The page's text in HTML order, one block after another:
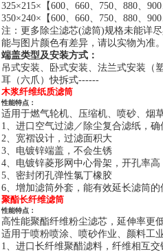
325×215× 【600、 660、 750、 880、 900
350×240× 【600、 660、 750、 880、 900
注： 更多除尘滤芯(滤筒)规格未能详
能与图片颜色有差异， 请以实物为准
端盖类型及安装方式：
吊式安装、卧式安装、法兰式安装（
耳（六爪）快拆式------
木浆纤维纸质滤筒
性能特点：
适用于燃气轮机、压缩机、喷砂、烟
1、进口空气过滤／除尘复合滤纸，
2、宽褶设计，过滤面积大
3、电镀锌端盖，不会生锈
4、电镀锌菱形网中心骨架，开孔率高
5、密封闭孔弹性氯丁橡胶
6、增加滤筒外套，能有效延长滤筒的
聚酯长纤维滤筒
性能特点：
高性能聚酯纤维粉尘滤芯 ，延伸率更
适用于喷粉喷涂、喷砂作业、颜料工
1、进口长纤维聚醋滤料，纤维相互